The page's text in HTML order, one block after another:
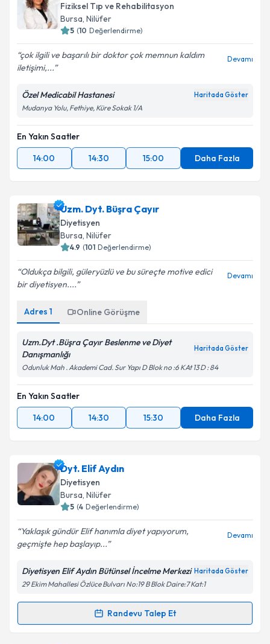
Fiziksel Tıp ve Rehabilitasyon
Bursa, Nilüfer
5 (10 Değerlendirme)
çok ilgili ve başarılı bir doktor çok memnun kaldım
iletişimi,...
Devamı
Özel Medicabil Hastanesi Haritada Göster
Mudanya Yolu, Fethiye, Küre Sokak 1/A
En Yakın Saatler
14:00
14:30 15:00 Daha Fazla
Uzm. Dyt. Büşra Çayır
Diyetisyen
Bursa, Nilüfer
4.9 (101 Değerlendirme)
Oldukça bilgili, güleryüzlü ve bu süreçte motive edici
bir diyetisyen....
Devamı
Adres 1 Online Görüşme
Uzm.Dyt .Büşra Çayır Beslenme ve Diyet
Danışmanlığı
Haritada Göster
Odunluk Mah . Akademi Cad. Sur Yapı D Blok no :6 KAt 13 D : 84
En Yakın Saatler
14:00
14:30 15:30 Daha Fazla
Dyt. Elif Aydın
Diyetisyen
Bursa, Nilüfer
5 (4 Değerlendirme)
Yaklaşık gündür Elif hanımla diyet yapıyorum,
geçmişte hep başlayıp...
Devamı
Diyetisyen Elif Aydın Bütünsel İncelme Merkezi Haritada Göster
29 Ekim Mahallesi Özlüce Bulvarı No:19 B Blok Daire:7 Kat:1
Randevu Talep Et
Randevu Takvimi Talebi